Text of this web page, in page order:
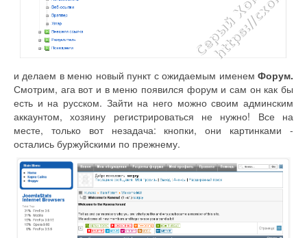
и делаем в меню новый пункт с ожидаемым именем Форум.
Смотрим, ага вот и в меню появился форум и сам он как бы
есть и на русском. Зайти на него можно своим админским
аккаунтом, хозяину регистрироваться не нужно! Все на
месте, только вот незадача: кнопки, они картинками -
остались буржуйскими по прежнему.